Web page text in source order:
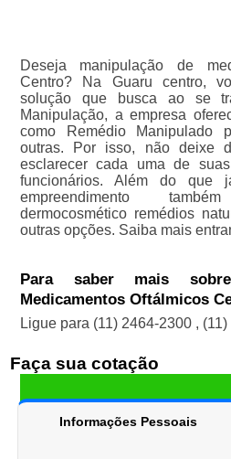
Deseja manipulação de
Centro? Na Guaru centro,
solução que busca ao se
Manipulação, a empresa
como Remédio Manipulado
outras. Por isso, não deixe
esclarecer cada uma de
funcionários. Além do que
empreendimento
dermocosmético remédios
outras opções. Saiba mais
Para saber mais
Medicamentos Oftálmicos
Ligue para (11) 2464-2300 ,
Faça sua cotação
Informações Pessoais